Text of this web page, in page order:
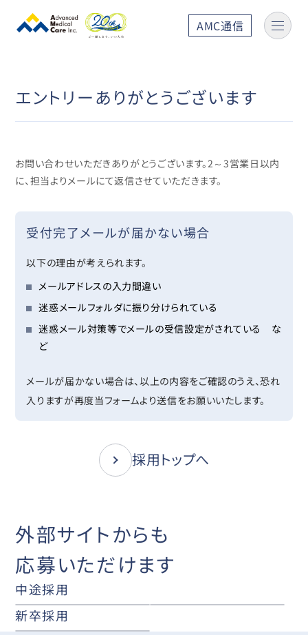
AMC通信
エントリーありがとうございます
お問い合わせいただきありがとうございます。2～3営業日以内
に、担当よりメールにて返信させていただきます。
受付完了メールが届かない場合
以下の理由が考えられます。
メールアドレスの入力間違い
迷惑メールフォルダに振り分けられている
迷惑メール対策等でメールの受信設定がされている な
ど
メールが届かない場合は、以上の内容をご確認のうえ、恐れ
入りますが再度当フォームより送信をお願いいたします。
採用トップへ
外部サイトからも
応募いただけます
中途採用
新卒採用